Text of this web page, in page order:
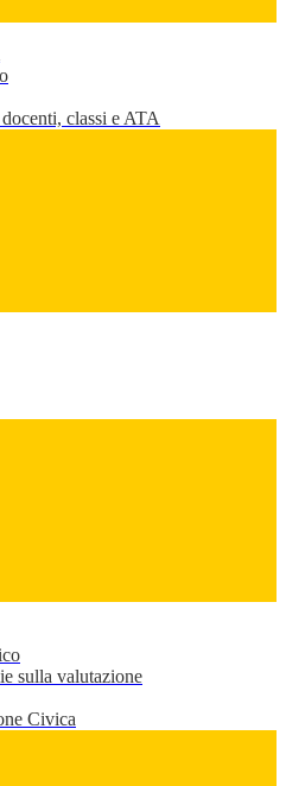
classi e ATA
sulla valutazione
Civica